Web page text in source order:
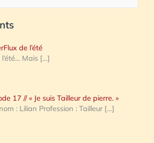
de l’été
l’été… Mais […]
17 // « Je suis Tailleur de pierre. »
: Lilian Profession : Tailleur […]